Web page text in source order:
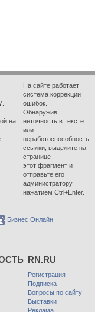
на
На сайте работает
система коррекции
ошибок.
Обнаружив
неточность в тексте
или
неработоспособность
ссылки, выделите на
странице
этот фрагмент и
отправьте его
администратору
нажатием Ctrl+Enter.
Бизнес Онлайн
RN.RU
Регистрация
Подписка
Вопросы по сайту
Выставки
Реклама